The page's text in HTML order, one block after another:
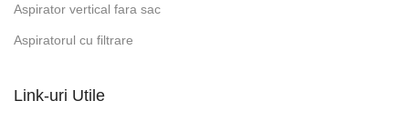
Aspirator vertical fara sac
Aspiratorul cu filtrare
Link-uri Utile